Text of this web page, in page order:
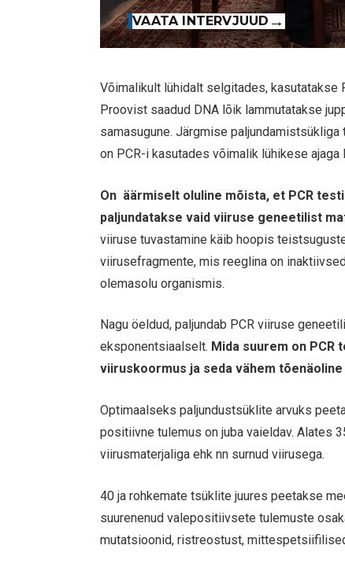
VAATA INTERVJUUD
Võimalikult lühidalt selgitades,
Proovist saadud DNA lõik lammutatakse
samasugune. Järgmise
on PCR-i kasutades võimalik lühikese
On äärmiselt oluline mõista, et PCR
paljundatakse vaid viiruse geneetilist
viiruse tuvastamine käib hoopis
viirusefragmente, mis reeglina on
olemasolu organismis.
Nagu öeldud, paljundab PCR viiruse
eksponentsiaalselt. Mida suurem on
viiruskoormus ja seda vähem
Optimaalseks paljundustsüklite arvuks
positiivne tulemus on juba vaieldav. Alates
viirusmaterjaliga ehk nn surnud viirusega.
40 ja rohkemate tsüklite juures peetakse
suurenenud valepositiivsete tulemuste
mutatsioonid, ristreostust,